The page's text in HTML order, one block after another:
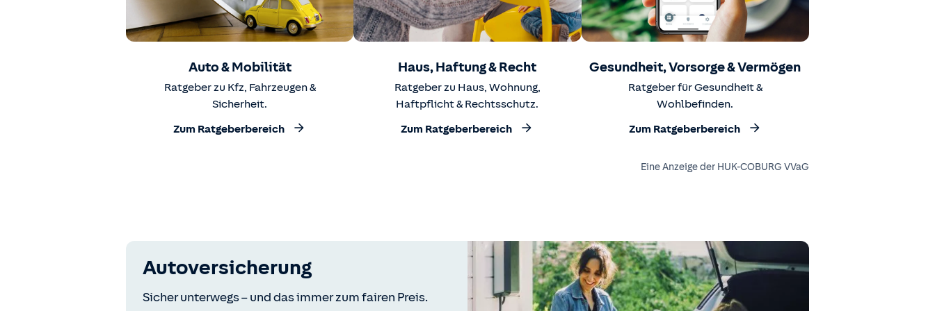
Auto & Mobilität
Ratgeber zu Kfz, Fahrzeugen &
Sicherheit.
Zum Ratgeberbereich
Haus, Haftung & Recht
Ratgeber zu Haus, Wohnung,
Haftpflicht & Rechtsschutz.
Zum Ratgeberbereich
Gesundheit, Vorsorge & Vermögen
Ratgeber für Gesundheit &
Wohlbefinden.
Zum Ratgeberbereich
Eine Anzeige der HUK-COBURG VVaG
Autoversicherung
Sicher unterwegs – und das immer zum fairen Preis.